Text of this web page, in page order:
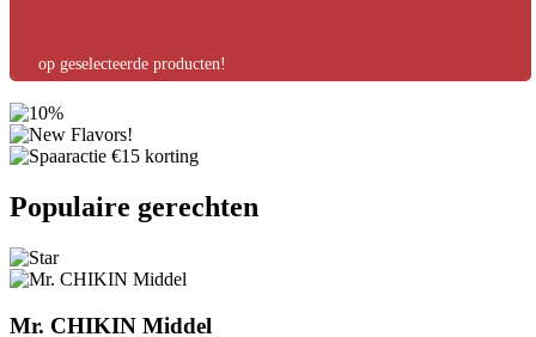
op geselecteerde producten!
Populaire gerechten
Mr. CHIKIN Middel